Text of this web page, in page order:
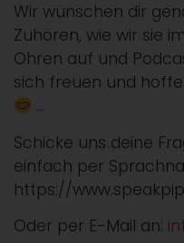
Wir wünschen dir
Zuhören, wie wir sie
Ohren auf und
sich freuen und
…
Schicke uns deine
einfach per
https://
Oder per E-Mail an: